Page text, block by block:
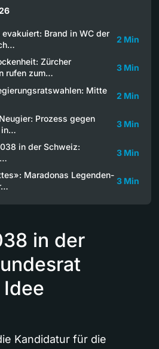
evakuiert: Brand in WC der
2 Min
Zürcher
rufen zum…
3 Min
Mitte
2 Min
Prozess gegen
in…
3 Min
in der Schweiz:
3 Min
Maradonas Legenden-
3 Min
in der
Kandidatur für die